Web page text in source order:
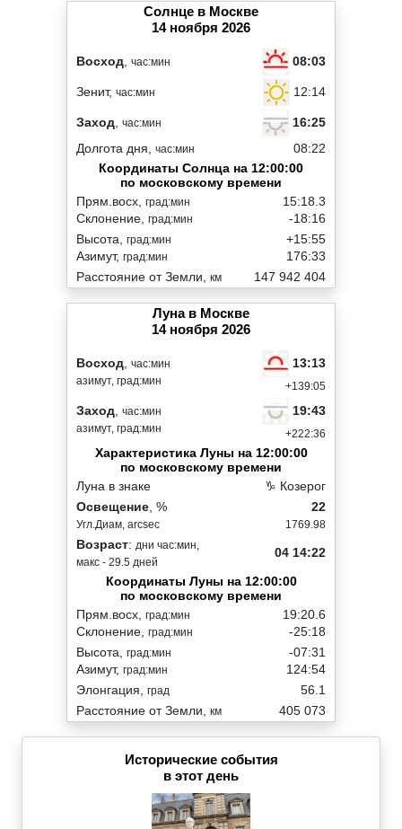
Солнце в Москве
14 ноября 2026
Восход час:мин 08:03
Зенит, час:мин 12:14
Заход час:мин
16:25
Долгота дня, час:мин
08:22
Координаты Солнца на 12:00:00
по московскому времени
Прям.восх, град:мин
Склонение, град:мин
15:18.3
-18:16
Высота, град:мин
Азимут, град:мин
+15:55
176:33
Расстояние от Земли, км 147 942 404
Луна в Москве
14 ноября 2026
Восход час:мин
азимут, град:мин
13:13
+139:05
Заход час:мин
азимут, град:мин
19:43
+222:36
Характеристика Луны на 12:00:00
по московскому времени
Луна в знаке
♑ Козерог
Освещение , %
Угл.Диам, arcsec
22
1769.98
Возраст: дни час:мин,
макс - 29.5 дней
04 14:22
Координаты Луны на 12:00:00
по московскому времени
Прям.восх, град:мин
Склонение, град:мин
19:20.6
-25:18
Высота, град:мин
Азимут, град:мин
-07:31
124:54
Элонгация, град
56.1
Расстояние от Земли, км 405 073
Исторические события
в этот день